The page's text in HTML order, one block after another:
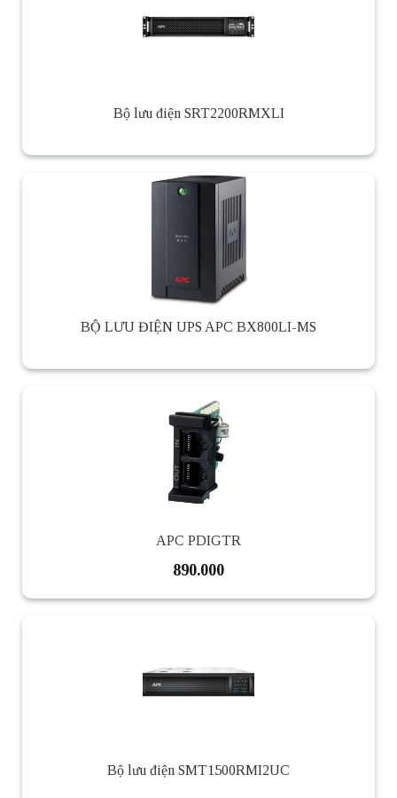
Bộ lưu điện SRT2200RMXLI
BỘ LƯU ĐIỆN UPS APC BX800LI-MS
APC PDIGTR
890.000
Bộ lưu điện SMT1500RMI2UC